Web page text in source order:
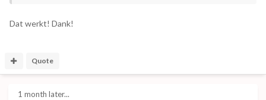
Dat werkt! Dank!
Quote
1 month later...